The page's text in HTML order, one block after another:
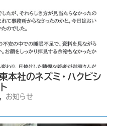
東本社のネズミ・ハクビシ
,
お知らせ